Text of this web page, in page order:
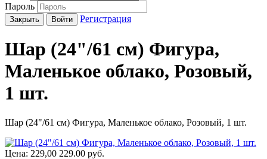
Пароль
Закрыть Войти Регистрация
Шар (24"/61 см) Фигура,
Маленькое облако, Розовый,
1 шт.
Шар (24"/61 см) Фигура, Маленькое облако, Розовый, 1 шт.
Цена: 229,00 229.00 руб.